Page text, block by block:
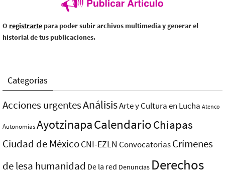
O registrarte para poder subir archivos multimedia y generar el
historial de tus publicaciones.
Categorías
Acciones urgentesAnálisisArte y Cultura en Lucha Atenco
AutonomíasAyotzinapaCalendarioChiapas
Ciudad de MéxicoCNI-EZLN ConvocatoriasCrímenes
de lesa humanidad De la red Denuncias Derechos